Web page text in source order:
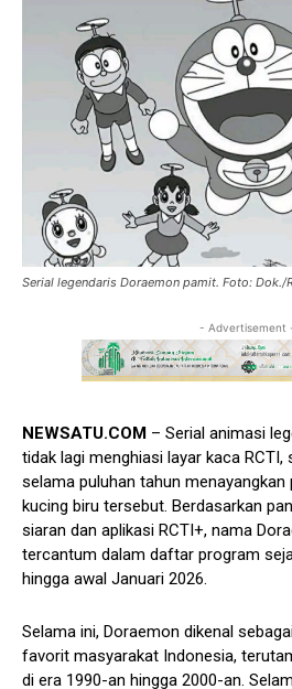
Serial legendaris Doraemon pamit. Foto: Dok./
- Advertisement
NEWSATU.COM – Serial animasi
tidak lagi menghiasi layar kaca RCTI,
selama puluhan tahun
kucing biru tersebut. Berdasarkan
siaran dan aplikasi RCTI+, nama
tercantum dalam daftar program
hingga awal Januari 2026.
Selama ini, Doraemon dikenal
favorit masyarakat Indonesia,
di era 1990-an hingga 2000-an.